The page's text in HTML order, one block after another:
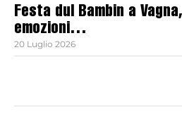
Festa dul Bambin a
emozioni…
20 Luglio 2026